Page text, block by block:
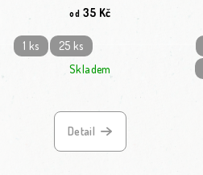
od 35 Kč
1 ks
25 ks
Skladem
Detail